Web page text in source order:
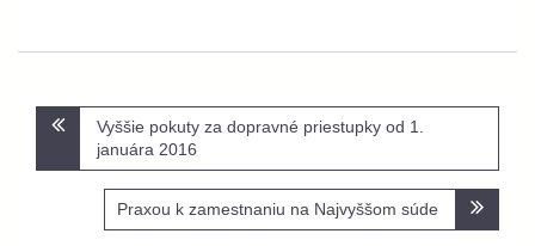
Navigácia
článku
Vyššie pokuty za dopravné priestupky od 1.
januára 2016
Praxou k zamestnaniu na Najvyššom súde